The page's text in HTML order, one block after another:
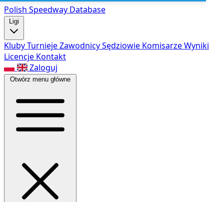
Polish Speedway Database
Ligi
KlubyTurniejeZawodnicySędziowie KomisarzeWyniki
Licencje Kontakt
Zaloguj
Otwórz menu główne